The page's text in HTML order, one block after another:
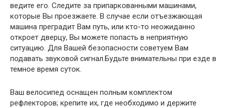
ведите его. Следите за припаркованными машинами,
которые Вы проезжаете. В случае если отъезжающая
машина преградит Вам путь, или кто-то неожиданно
откроет дверцу, Вы можете попасть в неприятную
ситуацию. Для Вашей безопасности советуем Вам
подавать звуковой сигнал.Будьте внимательны при езде в
темное время суток.
Ваш велосипед оснащен полным комплектом
рефлекторов; крепите их, где необходимо и держите